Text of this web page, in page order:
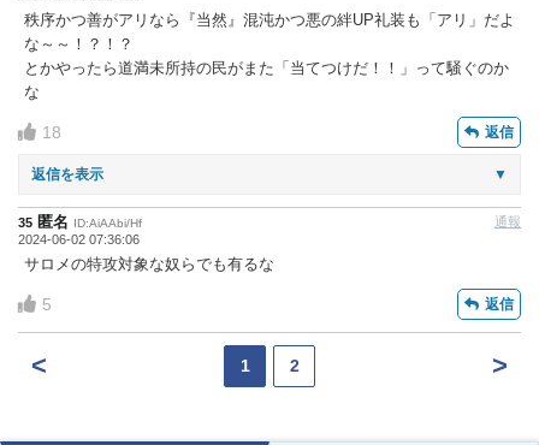
秩序かつ善がアリなら『当然』混沌かつ悪の絆UP礼装も「アリ」だよ
な～～！？！？
とかやったら道満未所持の民がまた「当てつけだ！！」って騒ぐのか
な
18 返信
返信を表示 ▼
35 匿名 ID:AiAAbi/Hf
2024-06-02 07:36:06
通報
サロメの特攻対象な奴らでも有るな
5 返信
< 1 2 >